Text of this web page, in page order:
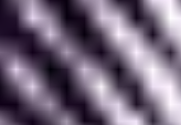
ou application.
Ici, deux grandes
intéressent :